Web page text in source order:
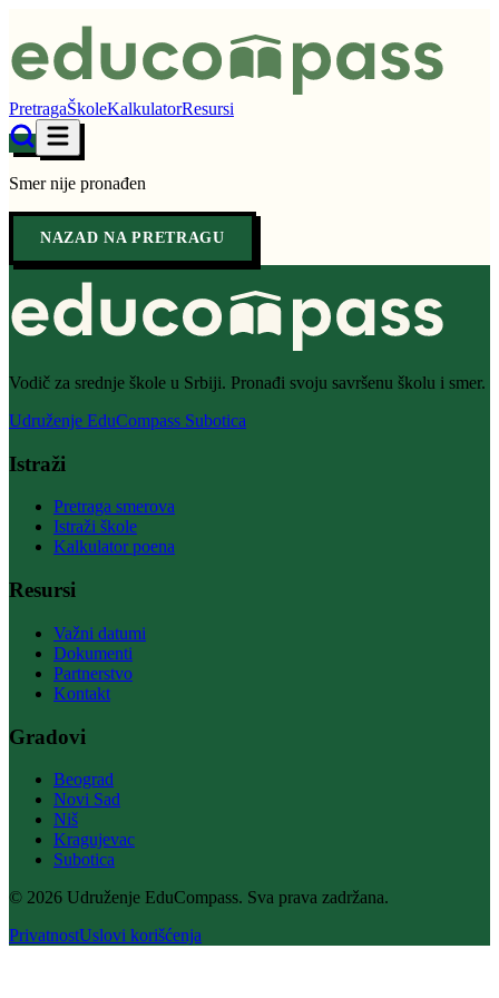
PretragaŠkoleKalkulatorResursi
Smer nije pronađen
NAZAD NA PRETRAGU
Vodič za srednje škole u Srbiji. Pronađi svoju savršenu školu i smer.
Udruženje EduCompass Subotica
Istraži
Pretraga smerova
Istraži škole
Kalkulator poena
Resursi
Važni datumi
Dokumenti
Partnerstvo
Kontakt
Gradovi
Beograd
Novi Sad
Niš
Kragujevac
Subotica
© 2026 Udruženje EduCompass. Sva prava zadržana.
PrivatnostUslovi korišćenja